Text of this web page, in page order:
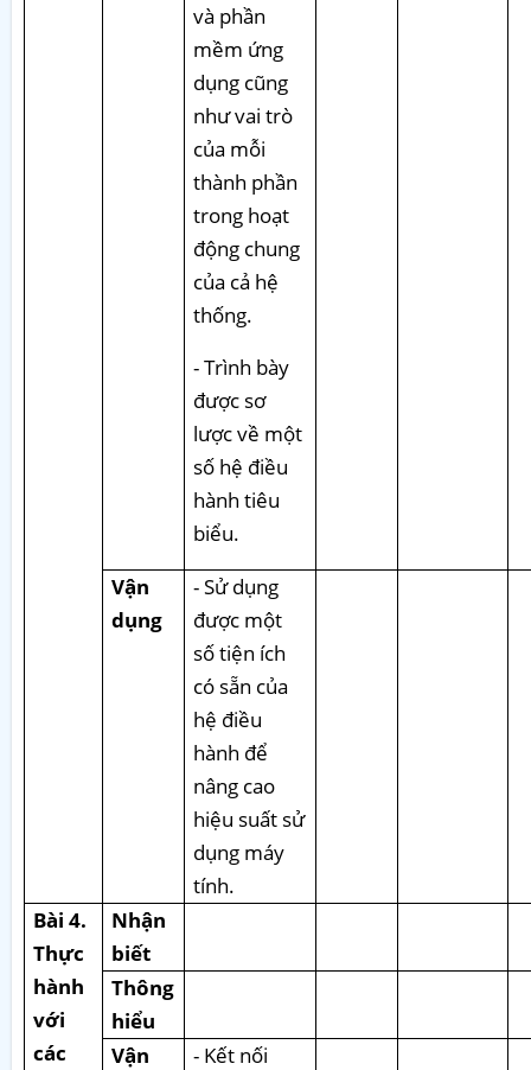
và phần
mềm ứng
dụng cũng
như vai trò
của mỗi
thành phần
trong hoạt
động chung
của cả hệ
thống.
- Trình bày
được sơ
lược về một
số hệ điều
hành tiêu
biểu.
Vận
dụng
- Sử dụng
được một
số tiện ích
có sẵn của
hệ điều
hành để
nâng cao
hiệu suất sử
dụng máy
tính.
Bài 4.
Thực
hành
với
các
Nhận
biết
Thông
hiểu
Vận
- Kết nối